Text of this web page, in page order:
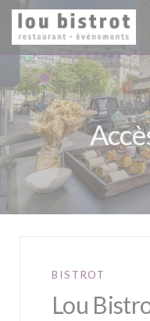
Personnalisation de vos
BISTROT
Lou